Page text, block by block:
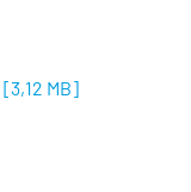
[3,12 MB]